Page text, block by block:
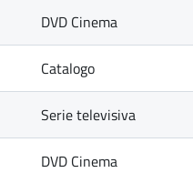
DVD Cinema
Catalogo
Serie televisiva
DVD Cinema